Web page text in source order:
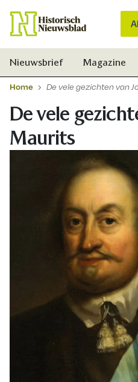
Nieuwsbrief Magazine
Home De vele gezichten van
De vele
Maurits